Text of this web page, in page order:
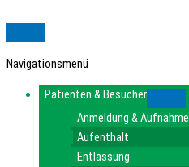
Navigationsmenü
Patienten & Besucher
Anmeldung & Aufnahme
Aufenthalt
Entlassung